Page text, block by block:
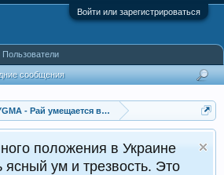
Войти или зарегистрироваться
- Рай умещается в пакетике! Лучшее
положения в Украине
ясный ум и трезвость. Это
сообщения
Пользователи